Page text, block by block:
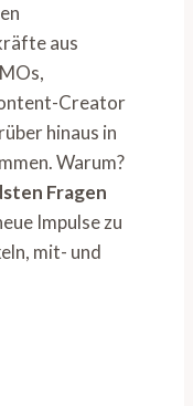
aus
Creator
hinaus in
Warum?
Fragen
Impulse zu
mit- und